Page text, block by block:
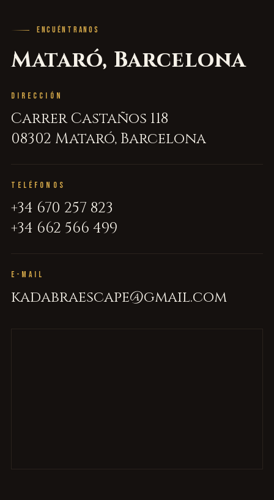
ENCUÉNTRANOS
Mataró, Barcelona
DIRECCIÓN
Carrer Castaños 118
08302 Mataró, Barcelona
TELÉFONOS
+34 670 257 823
+34 662 566 499
E-MAIL
kadabraescape@gmail.com